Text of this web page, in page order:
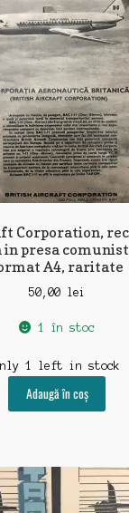
Corporation,
presa
A4, raritate
50,00 lei
1 în stoc
1 left in stock
Adaugă în coș